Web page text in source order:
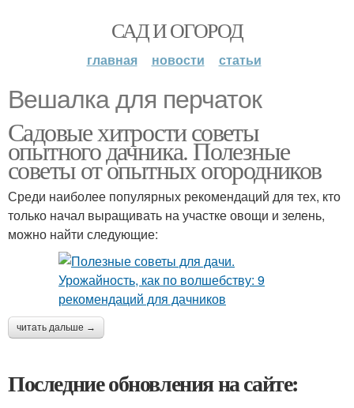
САД И ОГОРОД
главная новости статьи
Вешалка для перчаток
Садовые хитрости советы
опытного дачника. Полезные
советы от опытных огородников
Среди наиболее популярных рекомендаций для тех, кто
только начал выращивать на участке овощи и зелень,
можно найти следующие:
читать дальше →
Последние обновления на сайте: